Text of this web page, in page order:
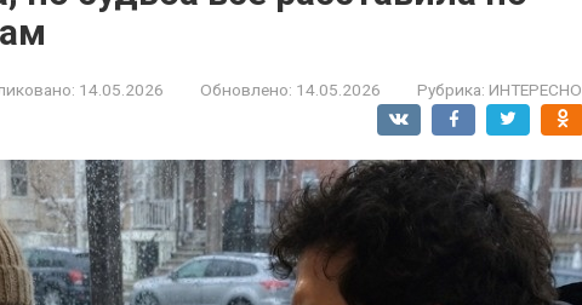
14.05.2026 Обновлено: 14.05.2026 Рубрика: ИНТЕРЕСНО